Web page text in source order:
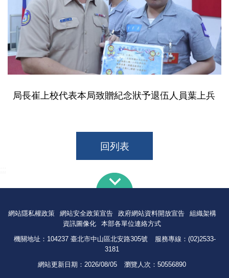
局長崔上校代表本局致贈紀念狀予退伍人員葉上兵
回列表
網站隱私權政策 網站安全政策宣告 政府網站資料開放宣告
組織架構
資訊圖像化
本部各單位連絡方式
機關地址：104237 臺北市中山區北安路305號
服務專線：(02)2533-
3181
網站更新日期： 2026/08/05 瀏覽人次： 50556890